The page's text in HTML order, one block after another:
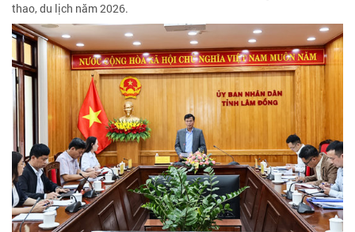
thao, du lịch năm 2026.